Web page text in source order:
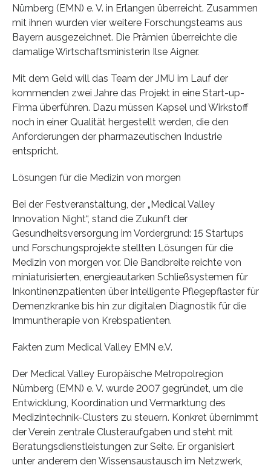
Nürnberg (EMN) e. V. in Erlangen überreicht. Zusammen
mit ihnen wurden vier weitere Forschungsteams aus
Bayern ausgezeichnet. Die Prämien überreichte die
damalige Wirtschaftsministerin Ilse Aigner.
Mit dem Geld will das Team der JMU im Lauf der
kommenden zwei Jahre das Projekt in eine Start-up-
Firma überführen. Dazu müssen Kapsel und Wirkstoff
noch in einer Qualität hergestellt werden, die den
Anforderungen der pharmazeutischen Industrie
entspricht.
Lösungen für die Medizin von morgen
Bei der Festveranstaltung, der „Medical Valley
Innovation Night“, stand die Zukunft der
Gesundheitsversorgung im Vordergrund: 15 Startups
und Forschungsprojekte stellten Lösungen für die
Medizin von morgen vor. Die Bandbreite reichte von
miniaturisierten, energieautarken Schließsystemen für
Inkontinenzpatienten über intelligente Pflegepflaster für
Demenzkranke bis hin zur digitalen Diagnostik für die
Immuntherapie von Krebspatienten.
Fakten zum Medical Valley EMN e.V.
Der Medical Valley Europäische Metropolregion
Nürnberg (EMN) e. V. wurde 2007 gegründet, um die
Entwicklung, Koordination und Vermarktung des
Medizintechnik-Clusters zu steuern. Konkret übernimmt
der Verein zentrale Clusteraufgaben und steht mit
Beratungsdienstleistungen zur Seite. Er organisiert
unter anderem den Wissensaustausch im Netzwerk,